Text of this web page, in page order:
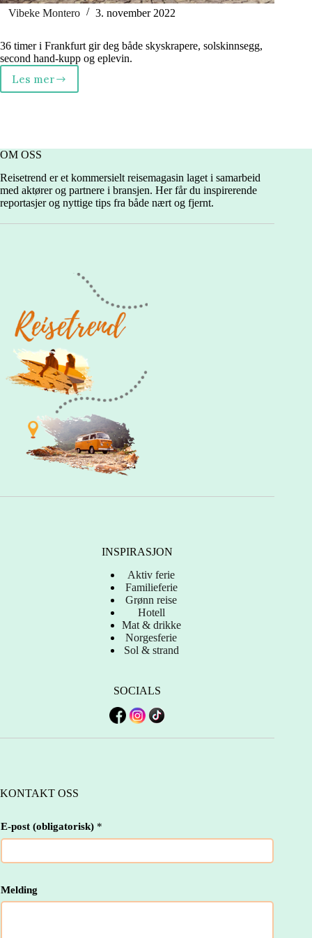
Vibeke Montero 3. november 2022
36 timer i Frankfurt gir deg både skyskrapere, solskinnsegg,
second hand-kupp og eplevin.
Les merJentetur
OM OSS
Reisetrend er et kommersielt reisemagasin laget i samarbeid
med aktører og partnere i bransjen. Her får du inspirerende
reportasjer og nyttige tips fra både nært og fjernt.
INSPIRASJON
Aktiv ferie
Familieferie
Grønn reise
Hotell
Mat & drikke
Norgesferie
Sol & strand
SOCIALS
KONTAKT OSS
-
p
s
E
-
E-post (obligatorisk) *
Melding